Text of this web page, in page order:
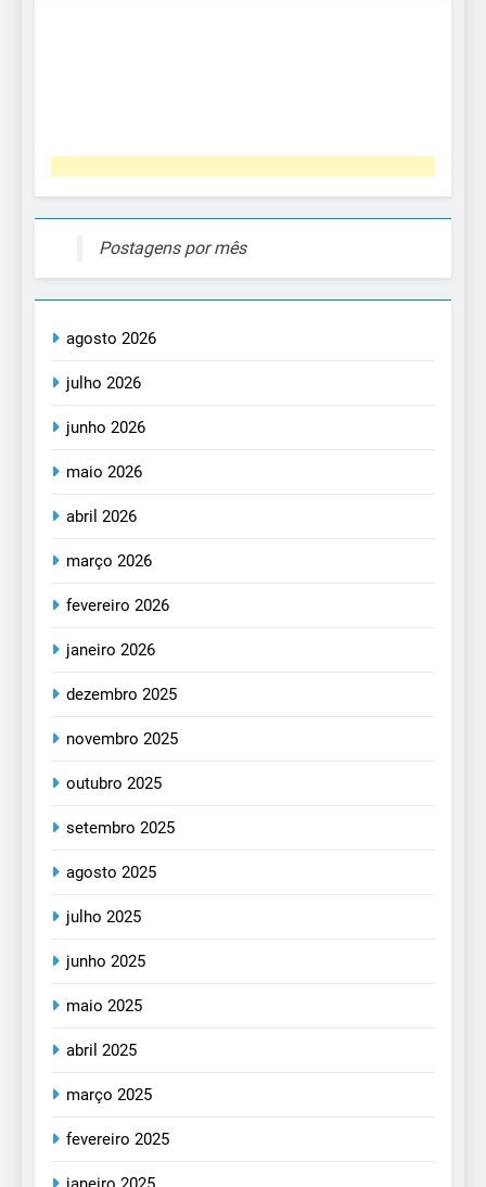
Postagens por mês
agosto 2026
julho 2026
junho 2026
maio 2026
abril 2026
março 2026
fevereiro 2026
janeiro 2026
dezembro 2025
novembro 2025
outubro 2025
setembro 2025
agosto 2025
julho 2025
junho 2025
maio 2025
abril 2025
março 2025
fevereiro 2025